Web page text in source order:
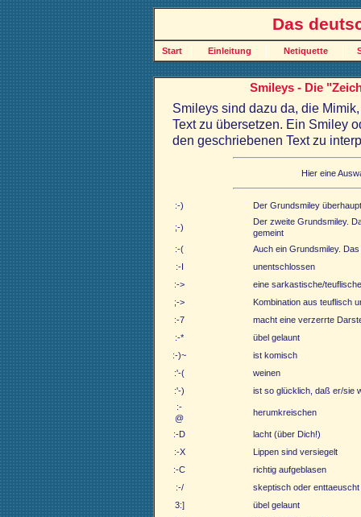
Das
Start | Einleitung | Netiquette |
Smileys - Die
Smileys sind dazu da, die
Text zu übersetzen. Ein Smiley
den geschriebenen Text zu
Hier eine
:-) Der Grundsmiley
;-)
Der zweite Grundsmiley.
gemeint
:-(
Auch ein Grundsmiley.
:-I
unentschlossen
:->
eine sarkastische/
;->
Kombination aus teuflisch
:-7
macht eine verzerrte
:-*
übel gelaunt
:-)~
ist komisch
:'-(
weinen
:'-)
ist so glücklich, daß er/sie
:-
@
herumkreischen
:-D
lacht (über Dich!)
:-X
Lippen sind versiegelt
:-C
richtig aufgeblasen
:-/
skeptisch oder enttaeuscht
3:]
übel gelaunt